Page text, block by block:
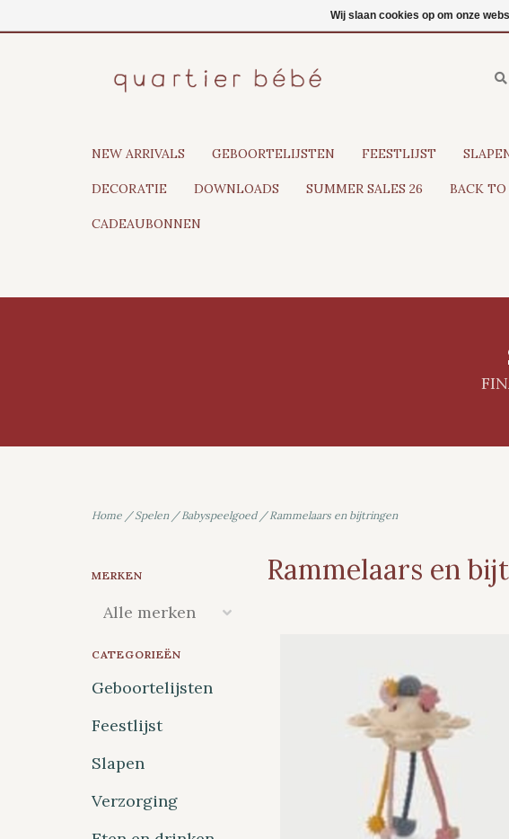
NEW ARRIVALS GEBOORTELIJSTEN FEESTLIJST
DECORATIE DOWNLOADS SUMMER SALES 26 BACK
CADEAUBONNEN
Home /Spelen/Babyspeelgoed/Rammelaars en bijtringen
MERKEN
CATEGORIEËN
Geboortelijsten
Feestlijst
Slapen
Verzorging
Rammelaars en
Wij slaan cookies op om onze